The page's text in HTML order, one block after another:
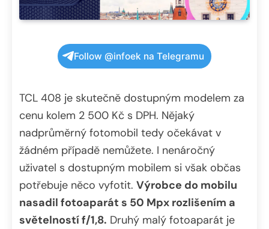
Follow @infoek na Telegramu
TCL 408 je skutečně dostupným modelem za
cenu kolem 2 500 Kč s DPH. Nějaký
nadprůměrný fotomobil tedy očekávat v
žádném případě nemůžete. I nenáročný
uživatel s dostupným mobilem si však občas
potřebuje něco vyfotit. Výrobce do mobilu
nasadil fotoaparát s 50 Mpx rozlišením a
světelností f/1,8. Druhý malý fotoaparát je